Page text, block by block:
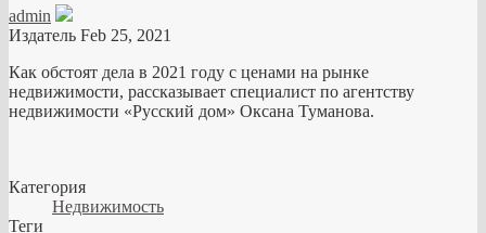
admin
Издатель Feb 25, 2021
Как обстоят дела в 2021 году с ценами на рынке
недвижимости, рассказывает специалист по агентству
недвижимости «Русский дом» Оксана Туманова.
Категория
Недвижимость
Теги